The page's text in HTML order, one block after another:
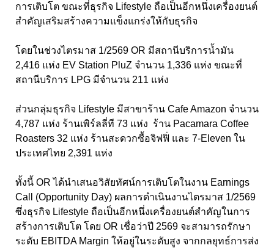
การเติบโต ขณะที่ธุรกิจ Lifestyle ถือเป็นอีกหนึ่งเครื่องยนต์
สำคัญเสริมสร้างความแข็งแกร่งให้กับธุรกิจ
โดยในช่วงไตรมาส 1/2569 OR มีสถานีบริการน้ำมัน
2,416 แห่ง EV Station PluZ จำนวน 1,336 แห่ง ขณะที่
สถานีบริการ LPG มีจำนวน 211 แห่ง
ส่วนกลุ่มธุรกิจ Lifestyle มีสาขาร้าน Cafe Amazon จำนวน
4,787 แห่ง ร้านเพิร์ลลี่ที 73 แห่ง ร้าน Pacamara Coffee
Roasters 32 แห่ง ร้านสะดวกซื้อจิฟฟิ่ และ 7-Eleven ใน
ประเทศไทย 2,391 แห่ง
ทั้งนี้ OR ได้นำเสนอวิสัยทัศน์การเติบโตในงาน Earnings
Call (Opportunity Day) ผลการดำเนินงานไตรมาส 1/2569
ซึ่งธุรกิจ Lifestyle ถือเป็นอีกหนึ่งเครื่องยนต์สำคัญในการ
สร้างการเติบโต โดย OR เชื่อว่าปี 2569 จะสามารถรักษา
ระดับ EBITDA Margin ให้อยู่ในระดับสูง จากกลยุทธ์การส่ง